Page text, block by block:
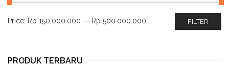
FILTER
Price: Rp 150.000.000 — Rp 500.000.000
PRODUK TERBARU